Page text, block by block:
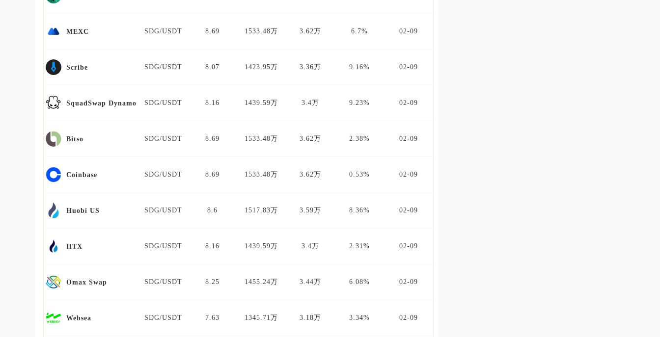
MEXC SDG/USDT 8.69 1533.48万 3.62万 6.7% 02-09
Scribe SDG/USDT 8.07 1423.95万 3.36万 9.16% 02-09
SquadSwap Dynamo SDG/USDT 8.16 1439.59万 3.4万 9.23% 02-09
Bitso SDG/USDT 8.69 1533.48万 3.62万 2.38% 02-09
Coinbase SDG/USDT 8.69 1533.48万 3.62万 0.53% 02-09
Huobi US SDG/USDT 8.6 1517.83万 3.59万 8.36% 02-09
HTX SDG/USDT 8.16 1439.59万 3.4万 2.31% 02-09
Omax Swap SDG/USDT 8.25 1455.24万 3.44万 6.08% 02-09
Websea SDG/USDT 7.63 1345.71万 3.18万 3.34% 02-09